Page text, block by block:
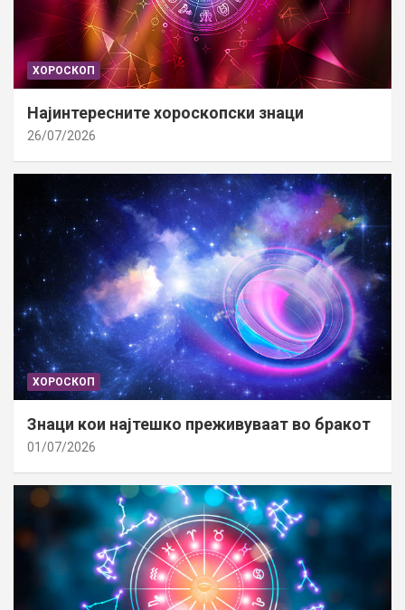
ХОРОСКОП
Најинтересните хороскопски знаци
26/07/2026
ХОРОСКОП
Знаци кои најтешко преживуваат во бракот
01/07/2026